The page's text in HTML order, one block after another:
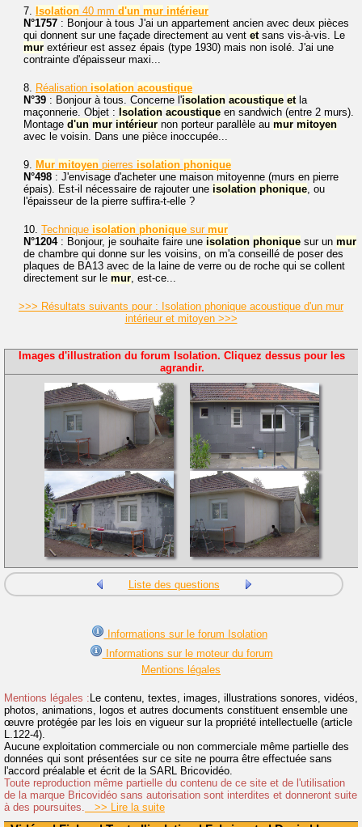
7. Isolation 40 mm d'un mur intérieur
N°1757 : Bonjour à tous J'ai un appartement ancien avec deux pièces
qui donnent sur une façade directement au vent etsans vis-à-vis. Le
mur extérieur est assez épais (type 1930) mais non isolé. J'ai une
contrainte d'épaisseur maxi...
8. Réalisation isolation acoustique
N°39 : Bonjour à tous. Concerne l'isolation acoustique etla
maçonnerie. Objet : Isolation acoustique en sandwich (entre 2 murs).
Montage d'un mur intérieur non porteur parallèle au mur mitoyen
avec le voisin. Dans une pièce inoccupée...
9. Mur mitoyen pierres isolation phonique
N°498 : J'envisage d'acheter une maison mitoyenne (murs en pierre
épais). Est-il nécessaire de rajouter une isolation phonique, ou
l'épaisseur de la pierre suffira-t-elle ?
10. Technique isolation phonique sur mur
N°1204: Bonjour, je souhaite faire une isolation phonique sur un mur
de chambre qui donne sur les voisins, on m'a conseillé de poser des
plaques de BA13 avec de la laine de verre ou de roche qui se collent
directement sur le mur, est-ce...
>>> Résultats suivants pour : Isolation phonique acoustique d'un mur
intérieur et mitoyen >>>
Images d'illustration du forum Isolation. Cliquez dessus pour les
agrandir.
Liste des questions
Informations sur le forum Isolation
Informations sur le moteur du forum
Mentions légales
Mentions légales : Le contenu, textes, images, illustrations sonores, vidéos,
photos, animations, logos et autres documents constituent ensemble une
œuvre protégée par les lois en vigueur sur la propriété intellectuelle (article
L.122-4).
Aucune exploitation commerciale ou non commerciale même partielle des
données qui sont présentées sur ce site ne pourra être effectuée sans
l'accord préalable et écrit de la SARL Bricovidéo.
Toute reproduction même partielle du contenu de ce site et de l'utilisation
de la marque Bricovidéo sans autorisation sont interdites et donneront suite
à des poursuites. >> Lire la suite